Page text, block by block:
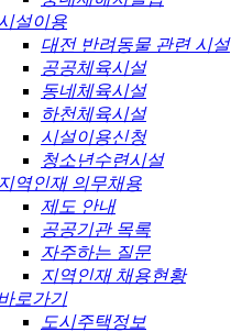
설이용
대전 반려동물 관련 시설
공공체육시설
동네체육시설
하천체육시설
시설이용신청
청소년수련시설
역인재 의무채용
제도 안내
공공기관 목록
자주하는 질문
지역인재 채용현황
로가기
도시주택정보